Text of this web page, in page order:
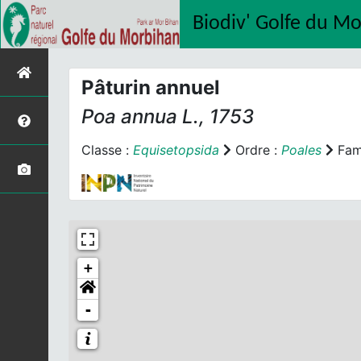
Biodiv' Golfe du
Pâturin annuel
Poa annua L., 1753
Classe : Equisetopsida Ordre : Poales
+
-